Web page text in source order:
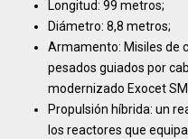
Longitud: 99 metros;
Diámetro: 8,8 metros;
Armamento: Misiles de
pesados ​​guiados por
modernizado Exocet
Propulsión híbrida: un
los reactores que